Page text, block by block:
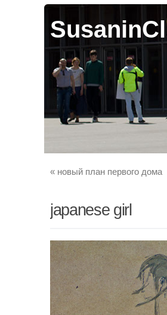
« новый план первого дома
japanese girl